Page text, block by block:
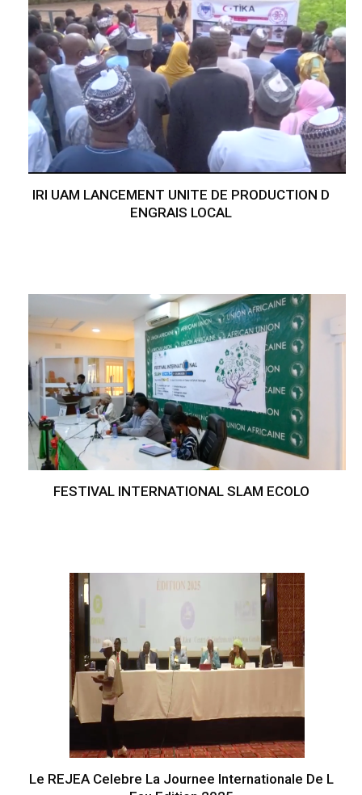
IRI UAM LANCEMENT UNITE DE PRODUCTION D
ENGRAIS LOCAL
FESTIVAL INTERNATIONAL SLAM ECOLO
Le REJEA Celebre La Journee Internationale De L